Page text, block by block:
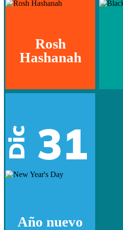
Rosh
Hashanah
Dic 31
Año nuevo